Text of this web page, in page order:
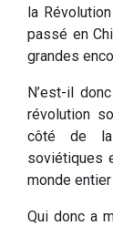
la
passé en
grandes
N’est-il
révolution
côté de la
soviétiques
monde entier
Qui donc a